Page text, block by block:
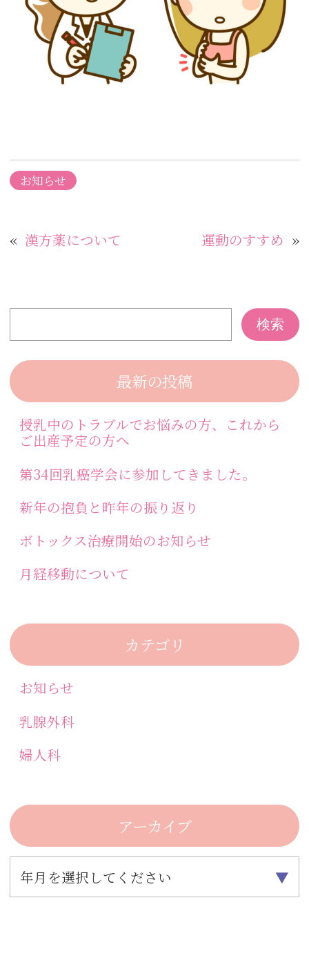
お知らせ
« 漢方薬について 運動のすすめ »
最新の投稿
授乳中のトラブルでお悩みの方、これから
ご出産予定の方へ
第34回乳癌学会に参加してきました。
新年の抱負と昨年の振り返り
ボトックス治療開始のお知らせ
月経移動について
カテゴリ
お知らせ
乳腺外科
婦人科
アーカイブ
年月を選択してください